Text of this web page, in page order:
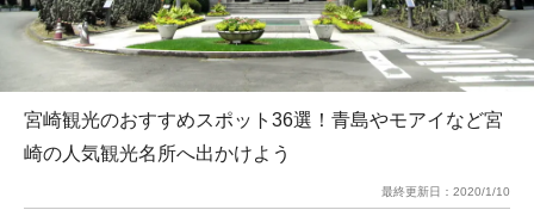
宮崎観光のおすすめスポット36選！青島やモアイなど宮
崎の人気観光名所へ出かけよう
最終更新日： 2020/1/10